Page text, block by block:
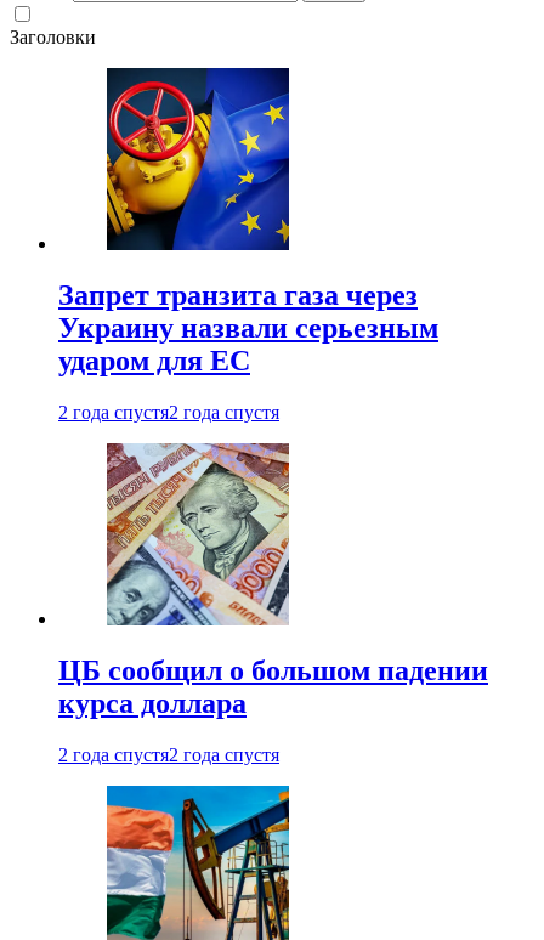
Заголовки
Запрет транзита газа через
Украину назвали серьезным
ударом для ЕС
2 года спустя2 года спустя
ЦБ сообщил о большом падении
курса доллара
2 года спустя2 года спустя